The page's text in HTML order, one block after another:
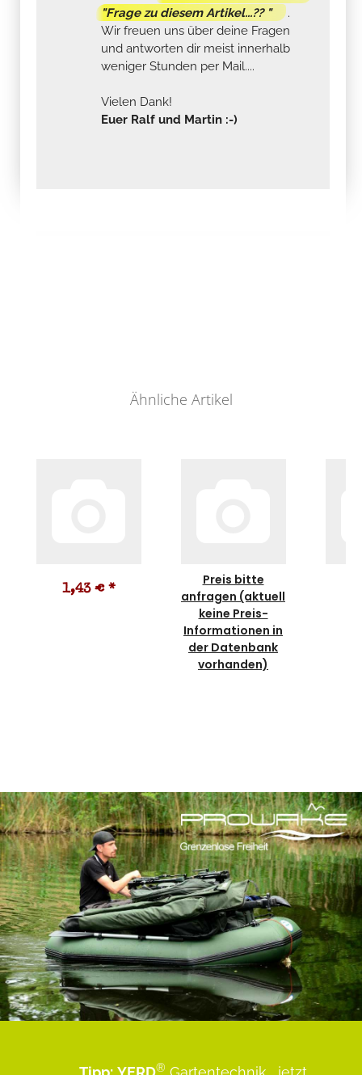
"Frage zu diesem Artikel...?? "
.
Wir freuen uns über deine Fragen
und antworten dir meist innerhalb
weniger Stunden per Mail....
Vielen Dank!
Euer Ralf und Martin :-)
Ähnliche Artikel
1,43 € *
Preis bitte
anfragen (aktuell
keine Preis-
Informationen in
der Datenbank
vorhanden)
®